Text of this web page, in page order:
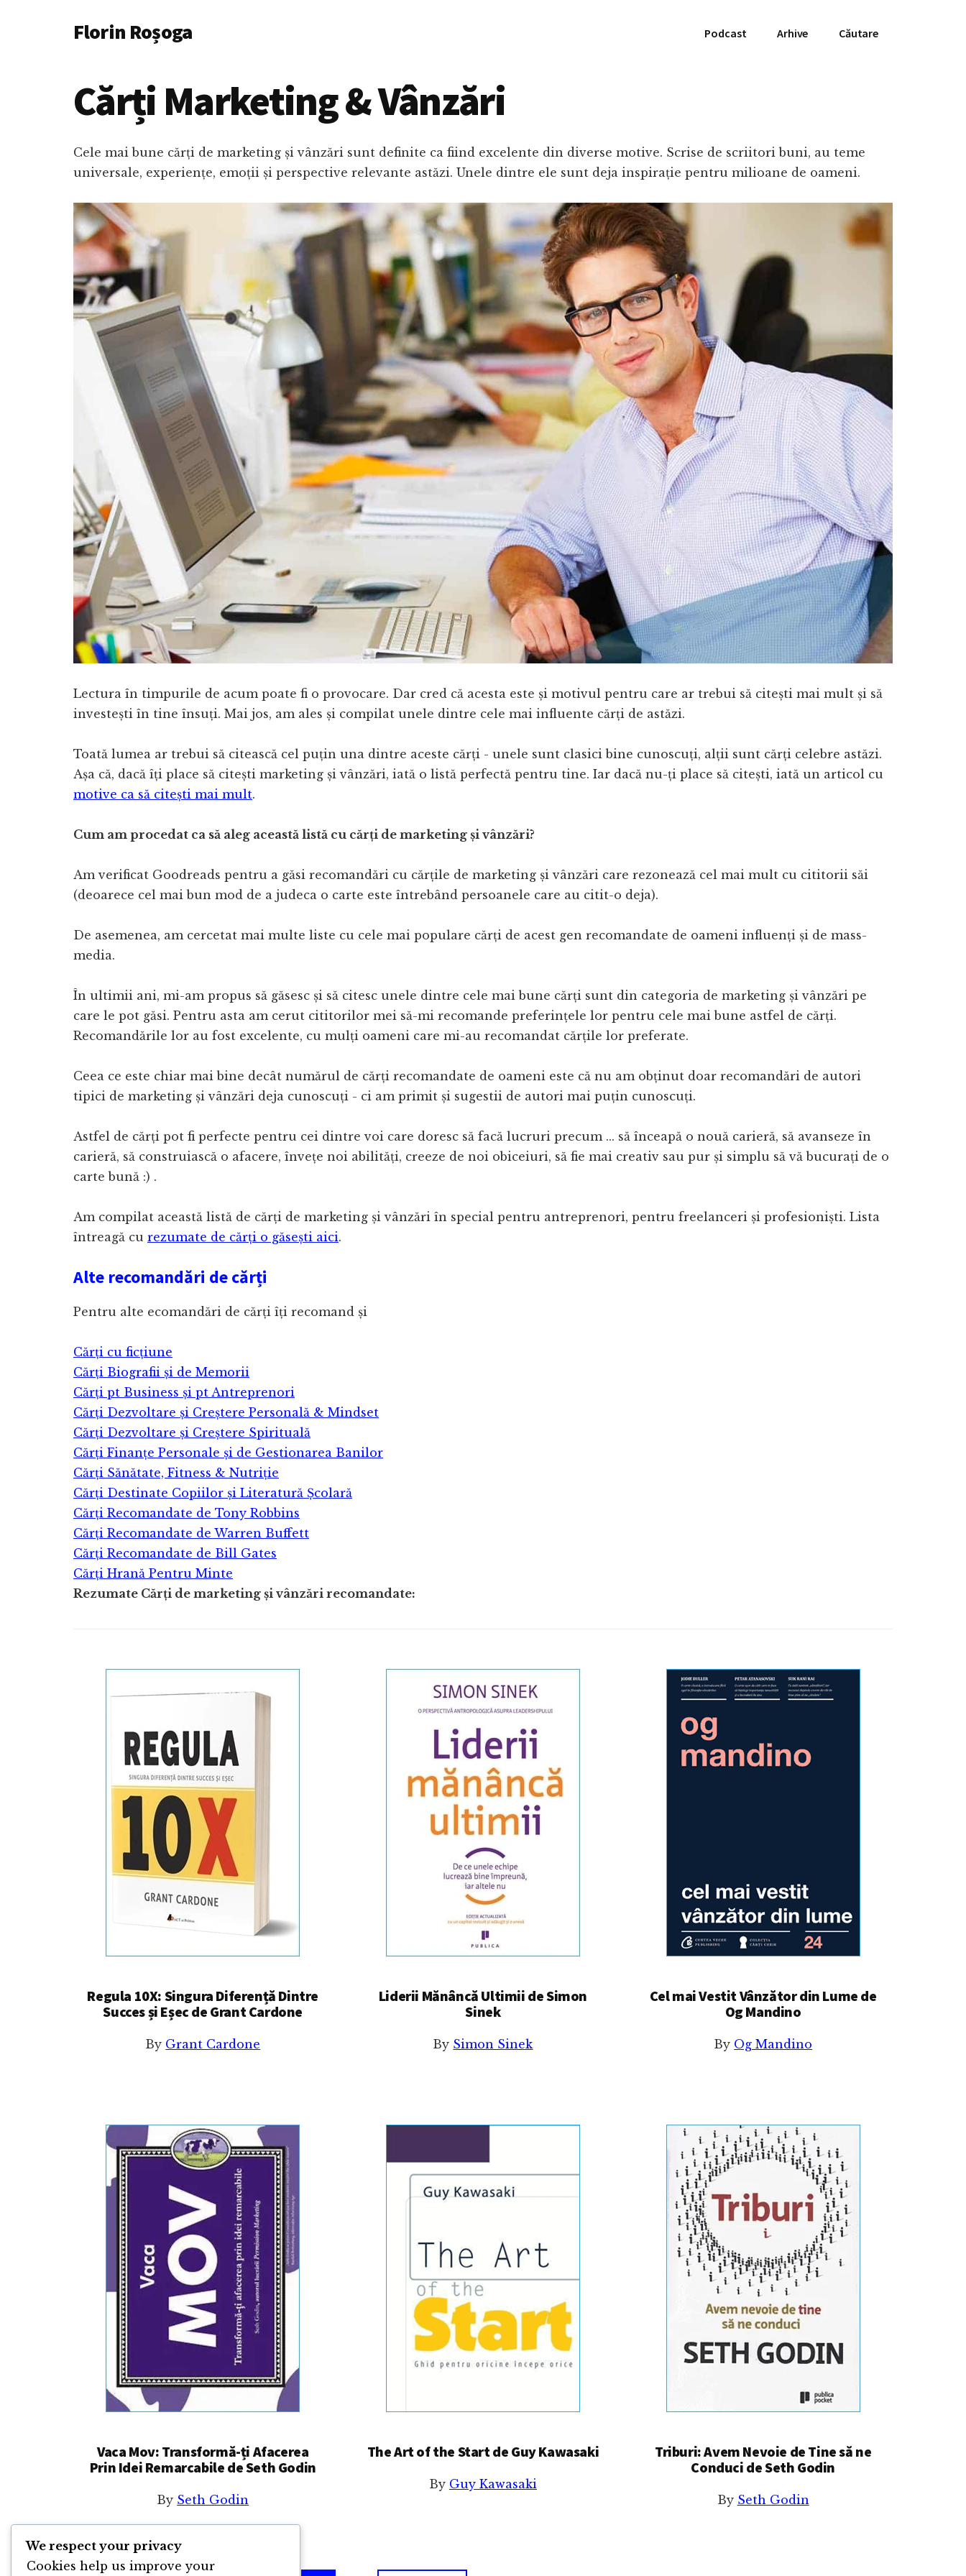
AdditionalFlorin Roșoga Podcast Arhive Căutare
Cărți Marketing & Vânzări
Cele mai bune cărți de marketing și vânzări sunt definite ca fiind excelente din diverse motive. Scrise de scriitori buni, au teme
universale, experiențe, emoții și perspective relevante astăzi. Unele dintre ele sunt deja inspirație pentru milioane de oameni.
Lectura în timpurile de acum poate fi o provocare. Dar cred că acesta este și motivul pentru care ar trebui să citești mai mult și să
investești în tine însuți. Mai jos, am ales și compilat unele dintre cele mai influente cărți de astăzi.
Toată lumea ar trebui să citească cel puțin una dintre aceste cărți - unele sunt clasici bine cunoscuți, alții sunt cărți celebre astăzi.
Așa că, dacă îți place să citești marketing și vânzări, iată o listă perfectă pentru tine. Iar dacă nu-ți place să citești, iată un articol cu
motive ca să citești mai mult.
Cum am procedat ca să aleg această listă cu cărți de marketing și vânzări?
Am verificat Goodreads pentru a găsi recomandări cu cărțile de marketing și vânzări care rezonează cel mai mult cu cititorii săi
(deoarece cel mai bun mod de a judeca o carte este întrebând persoanele care au citit-o deja).
De asemenea, am cercetat mai multe liste cu cele mai populare cărți de acest gen recomandate de oameni influenți și de mass-
media.
În ultimii ani, mi-am propus să găsesc și să citesc unele dintre cele mai bune cărți sunt din categoria de marketing și vânzări pe
care le pot găsi. Pentru asta am cerut cititorilor mei să-mi recomande preferințele lor pentru cele mai bune astfel de cărți.
Recomandările lor au fost excelente, cu mulți oameni care mi-au recomandat cărțile lor preferate.
Ceea ce este chiar mai bine decât numărul de cărți recomandate de oameni este că nu am obținut doar recomandări de autori
tipici de marketing și vânzări deja cunoscuți - ci am primit și sugestii de autori mai puțin cunoscuți.
Astfel de cărți pot fi perfecte pentru cei dintre voi care doresc să facă lucruri precum ... să înceapă o nouă carieră, să avanseze în
carieră, să construiască o afacere, învețe noi abilități, creeze de noi obiceiuri, să fie mai creativ sau pur și simplu să vă bucurați de o
carte bună :) .
Am compilat această listă de cărți de marketing și vânzări în special pentru antreprenori, pentru freelanceri și profesioniști. Lista
întreagă cu rezumate de cărți o găsești aici.
Alte recomandări de cărți
Pentru alte ecomandări de cărți îți recomand și
Cărți cu ficțiune
Cărți Biografii și de Memorii
Cărți pt Business și pt Antreprenori
Cărți Dezvoltare și Creștere Personală & Mindset
Cărți Dezvoltare și Creștere Spirituală
Cărți Finanțe Personale și de Gestionarea Banilor
Cărți Sănătate, Fitness & Nutriție
Cărți Destinate Copiilor și Literatură Școlară
Cărți Recomandate de Tony Robbins
Cărți Recomandate de Warren Buffett
Cărți Recomandate de Bill Gates
Cărți Hrană Pentru Minte
Rezumate Cărți de marketing și vânzări recomandate:
Regula 10X: Singura Diferență Dintre
Succes și Eșec de Grant Cardone
By Grant Cardone
Liderii Mănâncă Ultimii de Simon
Sinek
By Simon Sinek
Cel mai Vestit Vânzător din Lume de
Og Mandino
By Og Mandino
Vaca Mov: Transformă-ți Afacerea
Prin Idei Remarcabile de Seth Godin
By Seth Godin
The Art of the Start de Guy Kawasaki
By Guy Kawasaki
Triburi: Avem Nevoie de Tine să ne
Conduci de Seth Godin
By Seth Godin
We respect your privacy
Cookies help us improve your